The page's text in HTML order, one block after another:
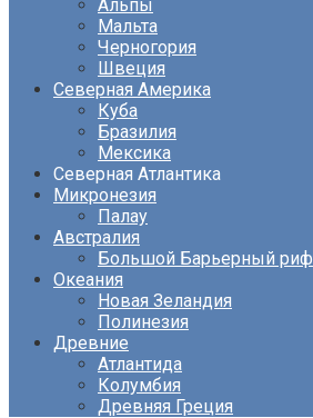
Альпы
Мальта
Черногория
Швеция
Северная Америка
Куба
Бразилия
Мексика
Северная Атлантика
Микронезия
Палау
Австралия
Большой Барьерный риф
Океания
Новая Зеландия
Полинезия
Древние
Атлантида
Колумбия
Древняя Греция